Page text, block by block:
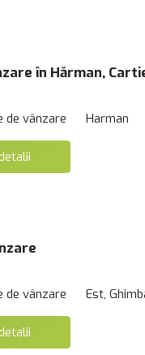
în Hărman,
de vânzare Harman
de vânzare Est,